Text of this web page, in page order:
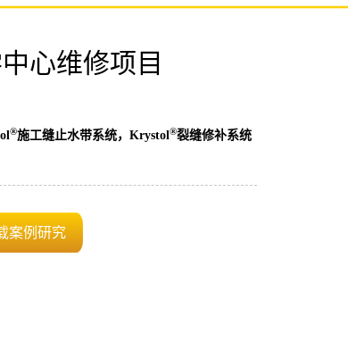
心维修项目
®施工缝止水带系统，Krystol®裂缝修补系统
案例研究